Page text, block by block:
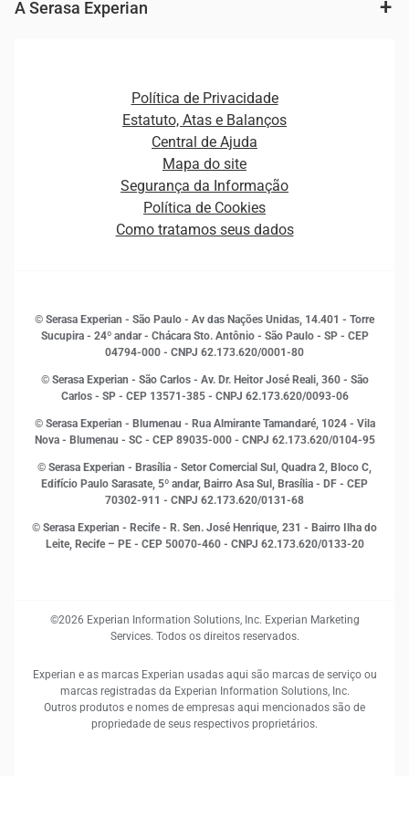
Cobrança e Recuperação de Dívidas
Plataformas e Motores de decisão
Fintechs
Ver todo o conteúdo
Curso Gratuito de Saúde Financeira
Empreendedorismo
Estudos e Pesquisas
Inovação e Tecnologia
Leis e impostos
Marketing
Open Finance
Proteção de Dados
Sustentabilidade Corporativa
A Serasa Experian
Distribuidores e representantes
Estrutura Organizacional
Sala de Imprensa
Política de Privacidade
Estatuto, Atas e Balanços
Central de Ajuda
Mapa do site
Segurança da Informação
Política de Cookies
Como tratamos seus dados
© Serasa Experian - São Paulo - Av das Nações Unidas, 14.401 - Torre
Sucupira - 24º andar - Chácara Sto. Antônio - São Paulo - SP - CEP
04794-000 - CNPJ 62.173.620/0001-80
© Serasa Experian - São Carlos - Av. Dr. Heitor José Reali, 360 - São
Carlos - SP - CEP 13571-385 - CNPJ 62.173.620/0093-06
© Serasa Experian - Blumenau - Rua Almirante Tamandaré, 1024 - Vila
Nova - Blumenau - SC - CEP 89035-000 - CNPJ 62.173.620/0104-95
© Serasa Experian - Brasília - Setor Comercial Sul, Quadra 2, Bloco C,
Edifício Paulo Sarasate, 5º andar, Bairro Asa Sul, Brasília - DF - CEP
70302-911 - CNPJ 62.173.620/0131-68
© Serasa Experian - Recife - R. Sen. José Henrique, 231 - Bairro Ilha do
Leite, Recife – PE - CEP 50070-460 - CNPJ 62.173.620/0133-20
©2026 Experian Information Solutions, Inc. Experian Marketing
Services. Todos os direitos reservados.
Experian e as marcas Experian usadas aqui são marcas de serviço ou
marcas registradas da Experian Information Solutions, Inc.
Outros produtos e nomes de empresas aqui mencionados são de
propriedade de seus respectivos proprietários.